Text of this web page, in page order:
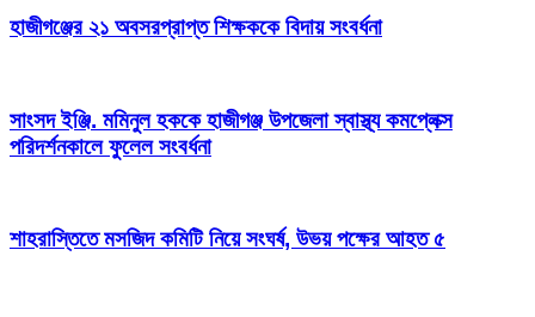
হাজীগঞ্জের ২১ অবসরপ্রাপ্ত শিক্ষককে বিদায় সংবর্ধনা
সাংসদ ইঞ্জি. মমিনুল হককে হাজীগঞ্জ উপজেলা স্বাস্থ্য কমপ্লেক্স
পরিদর্শনকালে ফুলেল সংবর্ধনা
শাহরাস্তিতে মসজিদ কমিটি নিয়ে সংঘর্ষ, উভয় পক্ষের আহত ৫